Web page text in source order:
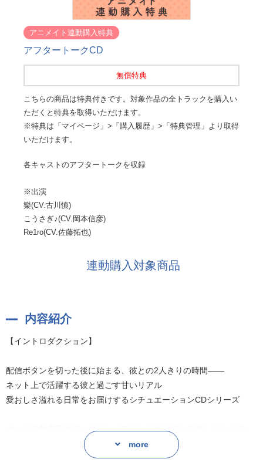
アニメイト連動購入特典
アフタートークCD
無償特典
こちらの商品は特典付きです。対象作品の全トラックを購入い
ただくと特典を取得いただけます。
※特典は「マイページ」>「購入履歴」>「特典管理」より取得
いただけます。
各キャストのアフタートークを収録
※出演
樂(CV.古川慎)
こうさぎ♪(CV.岡本信彦)
Re1ro(CV.佐藤拓也)
連動購入対象商品
内容紹介
【イントロダクション】
配信ボタンを切った後に始まる、彼との2人きりの時間――
ネット上で活躍する彼と過ごす甘いリアル
愛おしさ溢れる日常をお届けするシチュエーションCDシリーズ
ネット活動者同士でハウスシェアリングをしている樂、こうさぎ♪、
それぞれ違うジャンルで活躍しているものの、いろいろな巡り合わ
more